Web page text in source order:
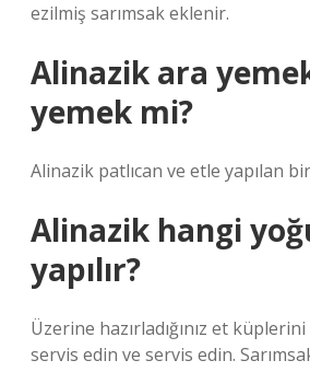
ezilmiş sarımsak eklenir.
Alinazik ara
yemek mi?
Alinazik patlıcan ve etle yapılan
Alinazik hangi
yapılır?
Üzerine hazırladığınız et
servis edin ve servis edin.